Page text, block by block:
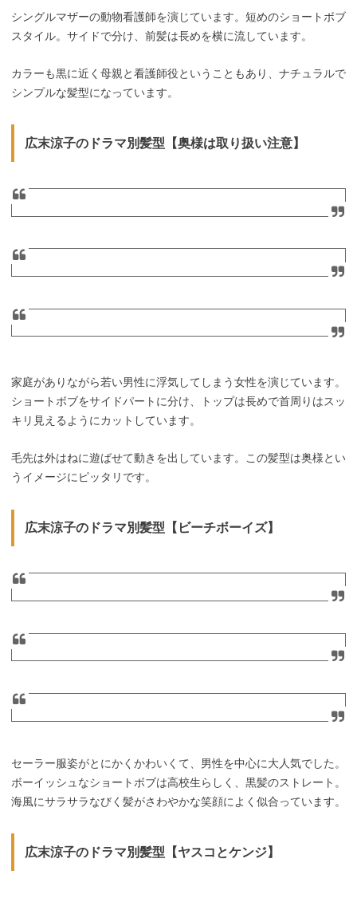
シングルマザーの動物看護師を演じています。短めのショートボブ
スタイル。サイドで分け、前髪は長めを横に流しています。
カラーも黒に近く母親と看護師役ということもあり、ナチュラルで
シンプルな髪型になっています。
広末涼子のドラマ別髪型【奥様は取り扱い注意】
家庭がありながら若い男性に浮気してしまう女性を演じています。
ショートボブをサイドパートに分け、トップは長めで首周りはスッ
キリ見えるようにカットしています。
毛先は外はねに遊ばせて動きを出しています。この髪型は奥様とい
うイメージにピッタリです。
広末涼子のドラマ別髪型【ビーチボーイズ】
セーラー服姿がとにかくかわいくて、男性を中心に大人気でした。
ボーイッシュなショートボブは高校生らしく、黒髪のストレート。
海風にサラサラなびく髪がさわやかな笑顔によく似合っています。
広末涼子のドラマ別髪型【ヤスコとケンジ】